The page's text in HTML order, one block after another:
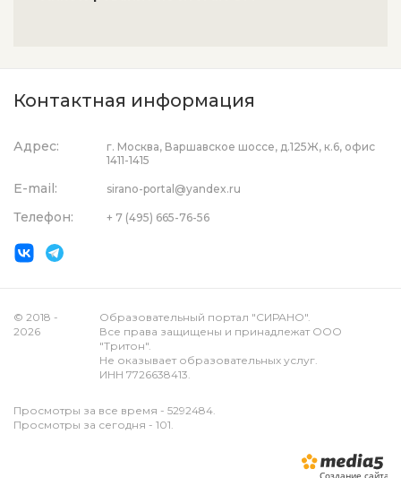
Контактная информация
Адрес:
г. Москва, Варшавское шоссе, д.125Ж, к.6, офис
1411-1415
E-mail: sirano-portal@yandex.ru
Телефон: + 7 (495) 665-76-56
© 2018 -
2026
Образовательный портал "СИРАНО".
Все права защищены и принадлежат ООО
"Тритон".
Не оказывает образовательных услуг.
ИНН 7726638413.
Просмотры за все время - 5292484.
Просмотры за сегодня - 101.